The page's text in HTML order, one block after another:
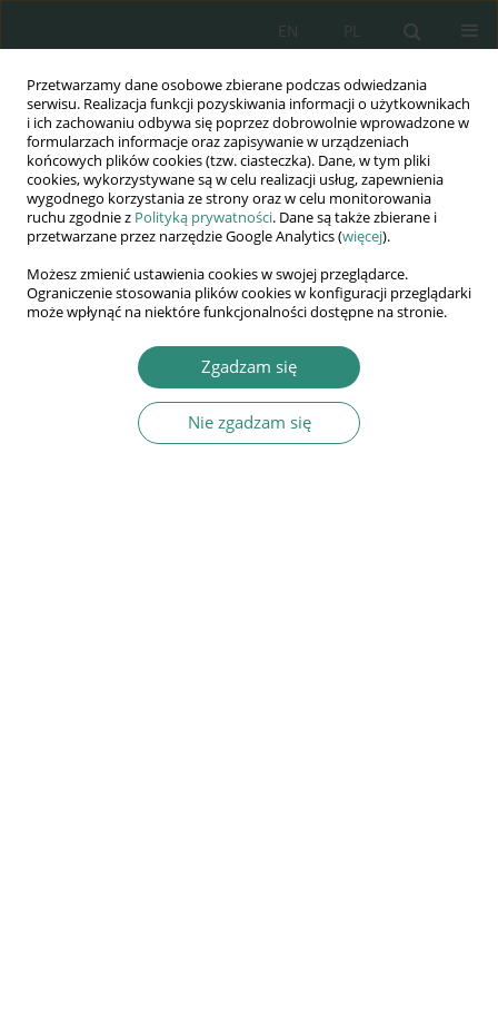
Przetwarzamy dane osobowe zbierane podczas odwiedzania
serwisu. Realizacja funkcji pozyskiwania informacji o użytkownikach
i ich zachowaniu odbywa się poprzez dobrowolnie wprowadzone w
formularzach informacje oraz zapisywanie w urządzeniach
końcowych plików cookies (tzw. ciasteczka). Dane, w tym pliki
cookies, wykorzystywane są w celu realizacji usług, zapewnienia
wygodnego korzystania ze strony oraz w celu monitorowania
ruchu zgodnie z Polityką prywatności. Dane są także zbierane i
przetwarzane przez narzędzie Google Analytics (więcej).
Możesz zmienić ustawienia cookies w swojej przeglądarce.
Ograniczenie stosowania plików cookies w konfiguracji przeglądarki
może wpłynąć na niektóre funkcjonalności dostępne na stronie.
Zgadzam się
Nie zgadzam się
PL
EN
Wydawnictwo
AWSGE
Akademia Nauk Stosowanych
WSGE
im. Alcide De Gasperi
Leda Žilinskienė
WASTE MANAGEMENT AND HUMAN RIGHTS TO